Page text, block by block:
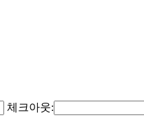
체크아웃: